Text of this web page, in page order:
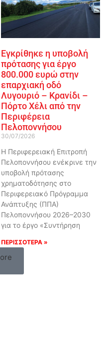
Εγκρίθηκε η υποβολή
πρότασης για έργο
800.000 ευρώ στην
επαρχιακή οδό
Λυγουριό – Κρανίδι –
Πόρτο Χέλι από την
Περιφέρεια
Πελοποννήσου
30/07/2026
Η Περιφερειακή Επιτροπή
Πελοποννήσου ενέκρινε την
υποβολή πρότασης
χρηματοδότησης στο
Περιφερειακό Πρόγραμμα
Ανάπτυξης (ΠΠΑ)
Πελοποννήσου 2026–2030
για το έργο «Συντήρηση
ΠΕΡΙΣΣΟΤΕΡΑ »